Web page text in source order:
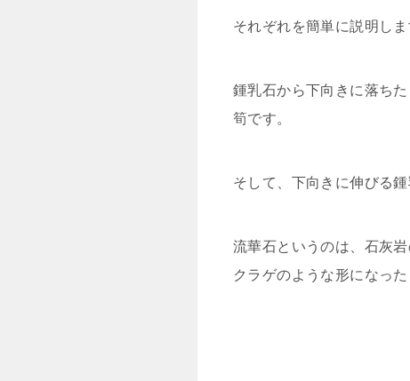
それぞれを簡単に説明し
鍾乳石から下向きに落ち
筍です。
そして、下向きに伸びる
流華石というのは、石灰
クラゲのような形になった